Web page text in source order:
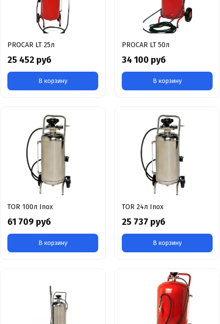
PROCAR LT 25л
25 452 руб
В корзину
PROCAR LT 50л
34 100 руб
В корзину
TOR 100л Inox
61 709 руб
В корзину
TOR 24л Inox
25 737 руб
В корзину